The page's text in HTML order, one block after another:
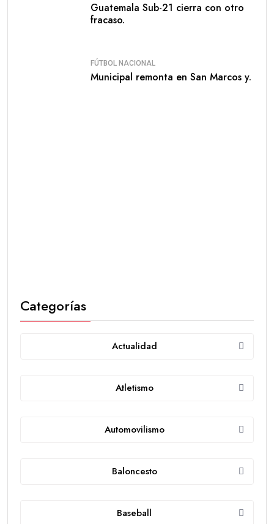
Guatemala Sub-21 cierra con otro
fracaso.
FÚTBOL NACIONAL
Municipal remonta en San Marcos y.
Categorías
Actualidad
Atletismo
Automovilismo
Baloncesto
Baseball